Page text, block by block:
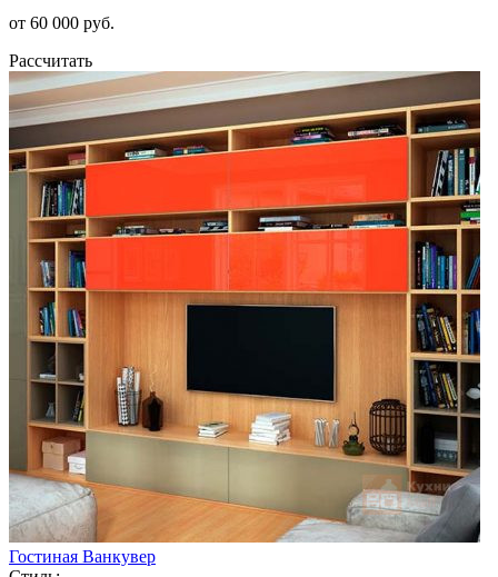
от 60 000 руб.
Рассчитать
Гостиная Ванкувер